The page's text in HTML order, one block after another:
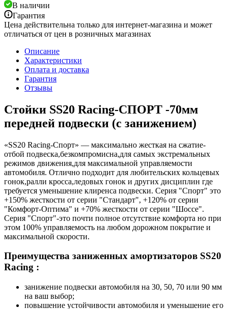
В наличии
Гарантия
Цена действительна только для интернет-магазина и может
отличаться от цен в розничных магазинах
Описание
Характеристики
Оплата и доставка
Гарантия
Отзывы
Стойки SS20 Racing-СПОРТ -70мм
передней подвески (с занижением)
«SS20 Racing-Спорт» — максимально жесткая на сжатие-
отбой подвеска,безкомпромисна,для самых экстремальных
режимов движения,для максимальной управляемости
автомобиля. Отлично подходит для любительских кольцевых
гонок,ралли кросса,ледовых гонок и других дисциплин где
требуется уменьшение клиренса подвески. Серия "Спорт" это
+150% жесткости от серии "Стандарт", +120% от серии
"Комфорт-Оптима" и +70% жесткости от серии "Шоссе".
Серия "Спорт"-это почти полное отсутствие комфорта но при
этом 100% управляемость на любом дорожном покрытие и
максимальной скорости.
Преимущества заниженных амортизаторов SS20
Racing :
занижение подвески автомобиля на 30, 50, 70 или 90 мм
на ваш выбор;
повышение устойчивости автомобиля и уменьшение его